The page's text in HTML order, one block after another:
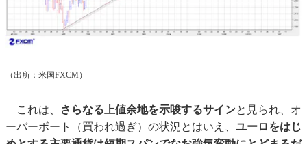
（出所：米国FXCM）
これは、 さらなる上値余地を示唆するサインと見られ、オ
ーバーボート（買われ過ぎ）の状況とはいえ、 ユーロをはじ